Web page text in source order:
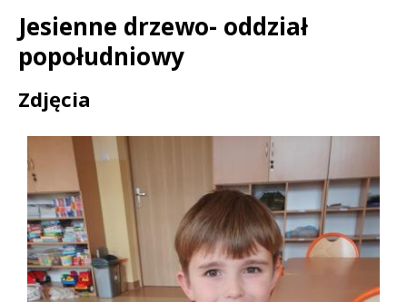
Jesienne drzewo- oddział
popołudniowy
Treść
Zdjęcia